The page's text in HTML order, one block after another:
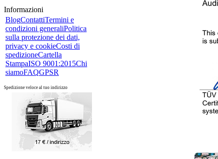
Informazioni
BlogContattiTermini e
condizioni generaliPolitica
sulla protezione dei dati,
privacy e cookieCosti di
spedizioneCartella
StampaISO 9001:2015Chi
siamoFAQGPSR
Spedizione veloce al tuo indirizzo